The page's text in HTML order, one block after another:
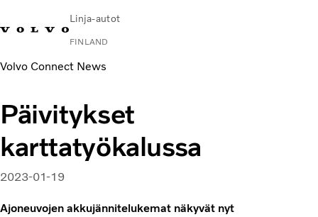
Linja-autot
FINLAND
Change MarketOta yhteyttä
Kaupunki- ja lähiliikenne
Turistilinja-autot
Palvelut
Miksi juuri Volvo?
Yhteystiedot
Volvo Connect News
Päivitykset
karttatyökalussa
2023-01-19
Ajoneuvojen akkujännitelukemat näkyvät nyt